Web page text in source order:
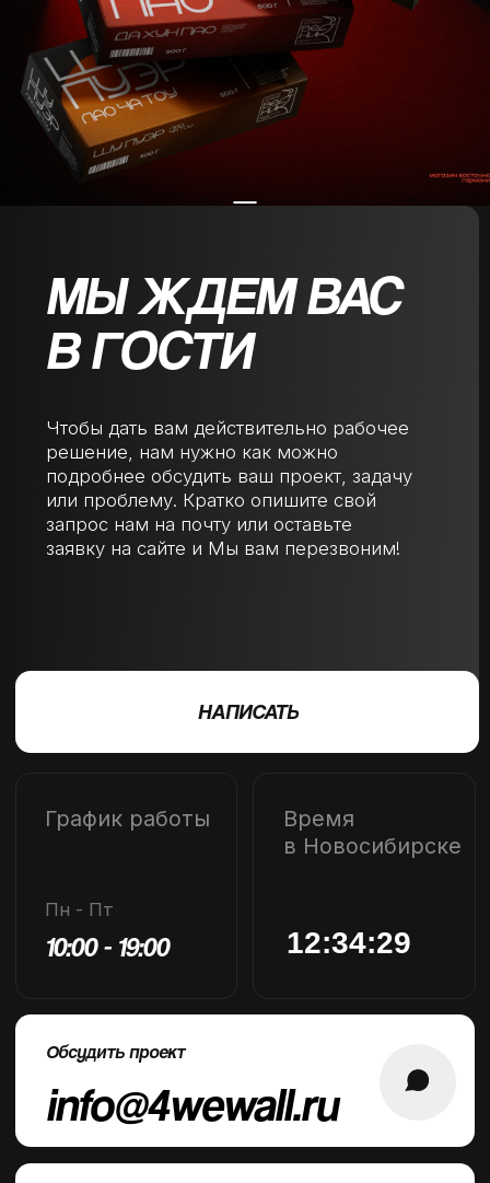
Новосибирск, ул.
Депутатская, 2
Офис
+7 (383) 233-20-57
Телефон
info@4wewall.ru
Обсудить проект
СОГЛАСИЕ НА ОБРАБОТКУ ПЕРСОНАЛЬНЫХ ДАННЫХ
КЕЙСЫ
УСЛУГИ
КОМАНДА
КОНТАКТЫ